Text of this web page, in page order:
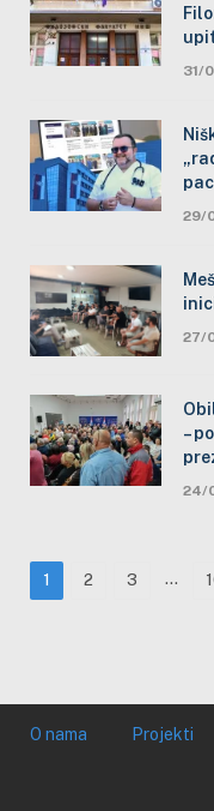
31/
29/
27/
–
24/
1 2 3 …
O nama Projekti